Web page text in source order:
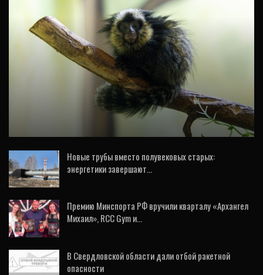
ОБЩЕСТВО
В Екатеринбургском зоопарке пополнение
– родились детеныши игрунки
Новые трубы вместо полувековых старых:
энергетики завершают…
Премию Минспорта РФ вручили кварталу «Архангел
Михаил», RCC Gym и…
В Свердловской области дали отбой ракетной
опасности